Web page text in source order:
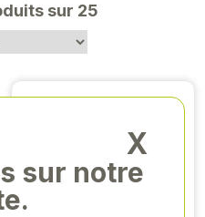
sur 25
X
sur notre